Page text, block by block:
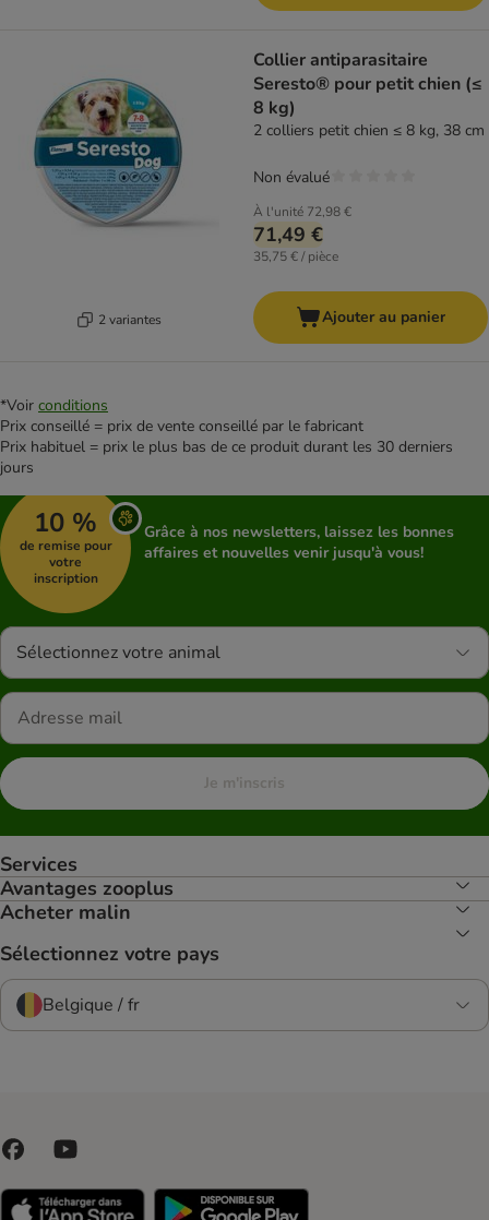
2 variantes
Collier antiparasitaire
Seresto® pour petit chien (≤
8 kg)
2 colliers petit chien ≤ 8 kg, 38 cm
À l'unité 72,98 €
71,49 €
35,75 € / pièce
Non évalué
Ajouter au panier
*Voir conditions
Prix conseillé = prix de vente conseillé par le fabricant
Prix habituel = prix le plus bas de ce produit durant les 30 derniers
jours
10 %
de remise pour
votre
inscription
Grâce à nos newsletters, laissez les bonnes
affaires et nouvelles venir jusqu'à vous!
Sélectionnez votre animal
Je m'inscris
Services
Avantages zooplus
Acheter malin
Sélectionnez votre pays
Belgique / fr